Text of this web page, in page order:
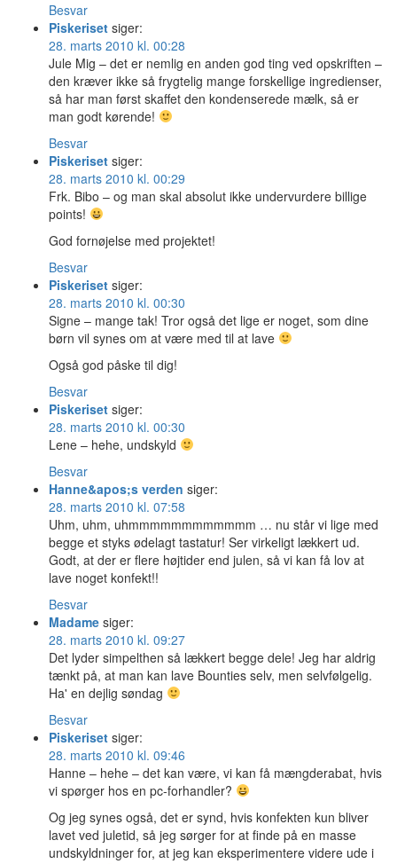
Besvar
Piskeriset siger:
28. marts 2010 kl. 00:28
Jule Mig – det er nemlig en anden god ting ved opskriften –
den kræver ikke så frygtelig mange forskellige ingredienser,
så har man først skaffet den kondenserede mælk, så er
man godt kørende!
Besvar
Piskeriset siger:
28. marts 2010 kl. 00:29
Frk. Bibo – og man skal absolut ikke undervurdere billige
points!
God fornøjelse med projektet!
Besvar
Piskeriset siger:
28. marts 2010 kl. 00:30
Signe – mange tak! Tror også det lige er noget, som dine
børn vil synes om at være med til at lave
Også god påske til dig!
Besvar
Piskeriset siger:
28. marts 2010 kl. 00:30
Lene – hehe, undskyld
Besvar
Hanne&apos;s verden siger:
28. marts 2010 kl. 07:58
Uhm, uhm, uhmmmmmmmmmmmm … nu står vi lige med
begge et styks ødelagt tastatur! Ser virkeligt lækkert ud.
Godt, at der er flere højtider end julen, så vi kan få lov at
lave noget konfekt!!
Besvar
Madame siger:
28. marts 2010 kl. 09:27
Det lyder simpelthen så lækkert begge dele! Jeg har aldrig
tænkt på, at man kan lave Bounties selv, men selvfølgelig.
Ha' en dejlig søndag
Besvar
Piskeriset siger:
28. marts 2010 kl. 09:46
Hanne – hehe – det kan være, vi kan få mængderabat, hvis
vi spørger hos en pc-forhandler?
Og jeg synes også, det er synd, hvis konfekten kun bliver
lavet ved juletid, så jeg sørger for at finde på en masse
undskyldninger for, at jeg kan eksperimentere videre ude i